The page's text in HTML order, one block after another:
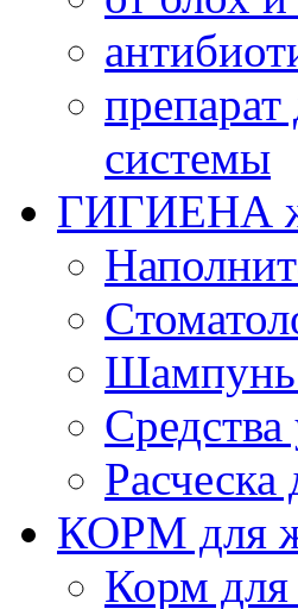
системы
ГИГИЕНА
Шампунь
КОРМ для
Корм для